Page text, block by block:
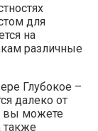
для
на
различные
Глубокое –
далеко от
вы можете
также